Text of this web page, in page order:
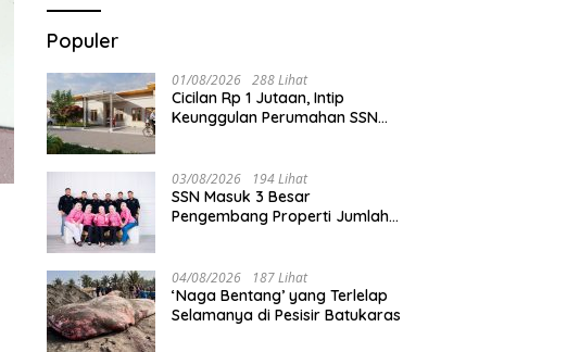
Populer
01/08/2026 288 Lihat
Cicilan Rp 1 Jutaan, Intip
Keunggulan Perumahan SSN
03/08/2026 194 Lihat
SSN Masuk 3 Besar
Pengembang Properti Jumlah
04/08/2026 187 Lihat
‘Naga Bentang’ yang Terlelap
Selamanya di Pesisir Batukaras